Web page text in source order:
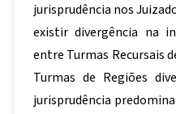
jurisprudência nos
existir divergência na
entre Turmas Recursais
Turmas de Regiões
jurisprudência